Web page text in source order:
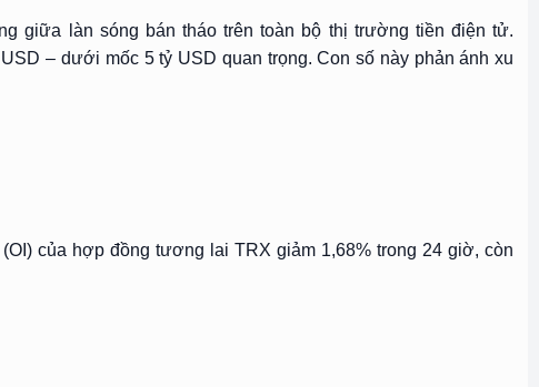
giữa làn sóng bán tháo trên toàn bộ thị trường tiền điện tử.
– dưới mốc 5 tỷ USD quan trọng. Con số này phản ánh xu
của hợp đồng tương lai TRX giảm 1,68% trong 24 giờ, còn